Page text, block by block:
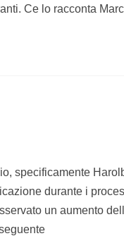
Ce lo racconta
specificamente
durante i
un aumento